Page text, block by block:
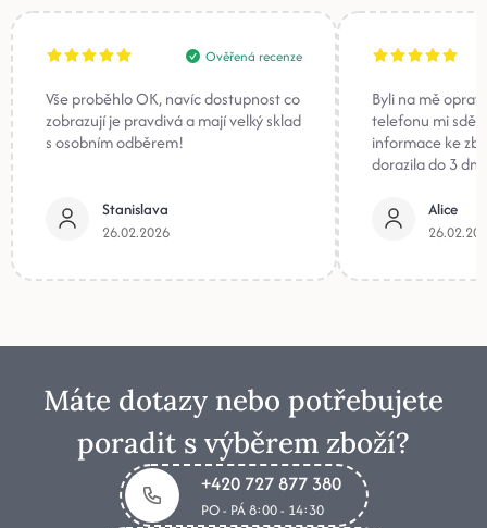
Ověřená recenze
Vše proběhlo OK, navíc dostupnost co
zobrazují je pravdivá a mají velký sklad
s osobním odběrem!
Stanislava
26.02.2026
Byli na mě
telefonu mi
informace ke
dorazila do 3
Alice
Máte dotazy nebo potřebujete
poradit s výběrem zboží?
+420 727 877 380
PO - PÁ 8:00 - 14:30